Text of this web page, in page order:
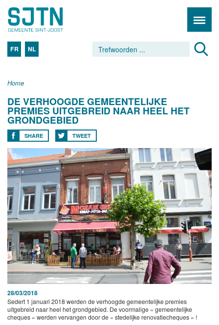
FR NL
Home
DE VERHOOGDE GEMEENTELIJKE
PREMIES UITGEBREID NAAR HEEL HET
GRONDGEBIED
SHARE TWEET
28/03/2018
Sedert 1 januari 2018 werden de verhoogde gemeentelijke premies
uitgebreid naar heel het grondgebied. De voormalige « gemeentelijke
cheques » werden vervangen door de « stedelijke renovatiecheques » !